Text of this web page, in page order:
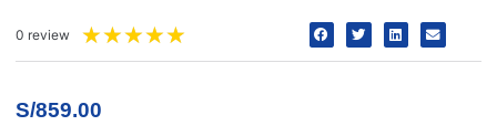
0 review ★★★★★
S/859.00